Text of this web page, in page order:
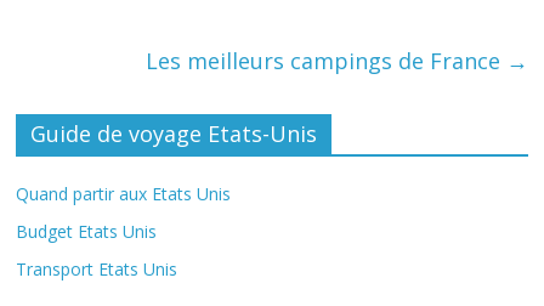
Les meilleurs campings de France →
Guide de voyage Etats-Unis
Quand partir aux Etats Unis
Budget Etats Unis
Transport Etats Unis